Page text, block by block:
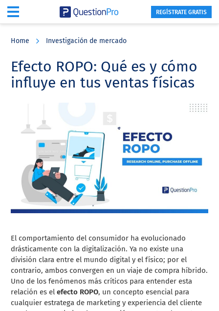
content
sidebar
REGÍSTRATE GRATIS
Home Investigación de mercado
Efecto ROPO: Qué es y cómo
influye en tus ventas físicas
El comportamiento del consumidor ha evolucionado
drásticamente con la digitalización. Ya no existe una
división clara entre el mundo digital y el físico; por el
contrario, ambos convergen en un viaje de compra híbrido.
Uno de los fenómenos más críticos para entender esta
relación es elefecto ROPO, un concepto esencial para
cualquier estratega de marketing y experiencia del cliente